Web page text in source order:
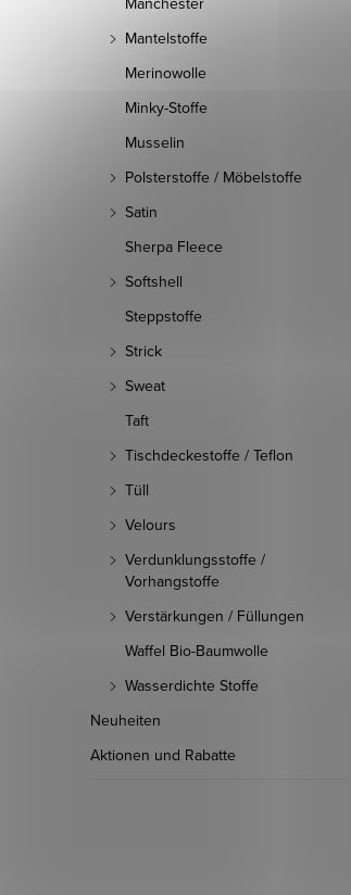
Mantelstoffe
Merinowolle
Minky-Stoffe
Musselin
Polsterstoffe / Möbelstoffe
Satin
Sherpa Fleece
Softshell
Steppstoffe
Strick
Sweat
Taft
Tischdeckestoffe / Teflon
Tüll
Velours
Verdunklungsstoffe /
Vorhangstoffe
Verstärkungen / Füllungen
Waffel Bio-Baumwolle
Wasserdichte Stoffe
Neuheiten
Aktionen und Rabatte